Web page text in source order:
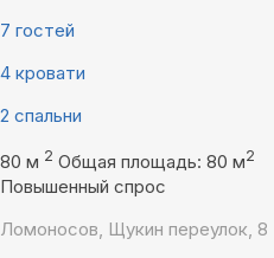
7 гостей
4 кровати
2 спальни
80 м 2 Общая площадь: 80 м2
Повышенный спрос
Ломоносов, Щукин переулок, 8